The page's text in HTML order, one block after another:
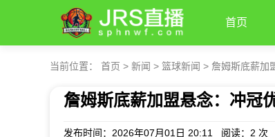
首页
当前位置： 首页 > 新闻 > 篮球新闻 > 詹姆斯底薪加
詹姆斯底薪加盟悬念：冲冠
发布时间：2026年07月01日 20:11 阅读： 2 次